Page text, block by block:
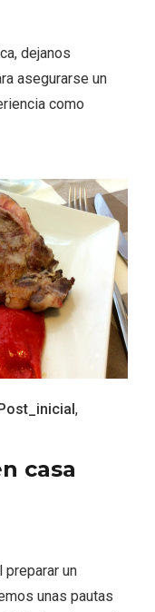
dejanos
asegurarse un
como
,
casa
preparar un
unas pautas
‘Sotillo,
descubre